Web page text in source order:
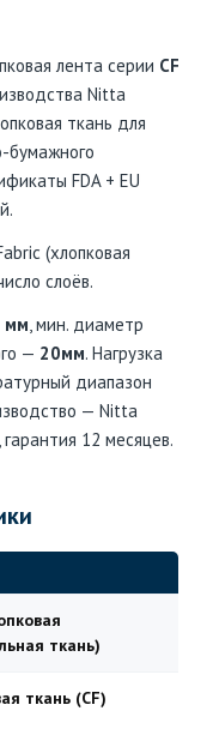
лента серии CF
Nitta
ткань для
бумажного
FDA + EU
(хлопковая
слоёв.
мм, мин. диаметр
— 20мм. Нагрузка
диапазон
— Nitta
12 месяцев.
ткань)
ткань (CF)